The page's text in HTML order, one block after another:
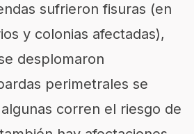
sufrieron fisuras (en
y colonias afectadas),
desplomaron
perimetrales se
corren el riesgo de